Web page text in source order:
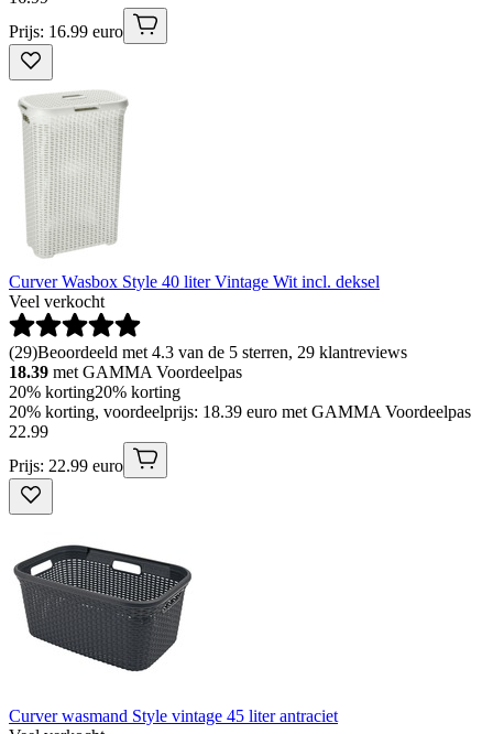
Prijs: 16.99 euro
Curver Wasbox Style 40 liter Vintage Wit incl. deksel
Veel verkocht
(29)Beoordeeld met 4.3 van de 5 sterren, 29 klantreviews
18.39 met GAMMA Voordeelpas
20% korting20% korting
20% korting, voordeelprijs: 18.39 euro met GAMMA Voordeelpas
22.99
Prijs: 22.99 euro
Curver wasmand Style vintage 45 liter antraciet